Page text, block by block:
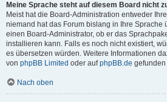
Meine Sprache steht auf diesem Board nicht
Meist hat die Board-Administration entweder
niemand hat das Forum bislang in Ihre Sprache
einen Board-Administrator, ob er das
installieren kann. Falls es noch nicht existiert,
es übersetzen würden. Weitere Informationen
von phpBB Limited oder aufphpBB.de
Nach oben